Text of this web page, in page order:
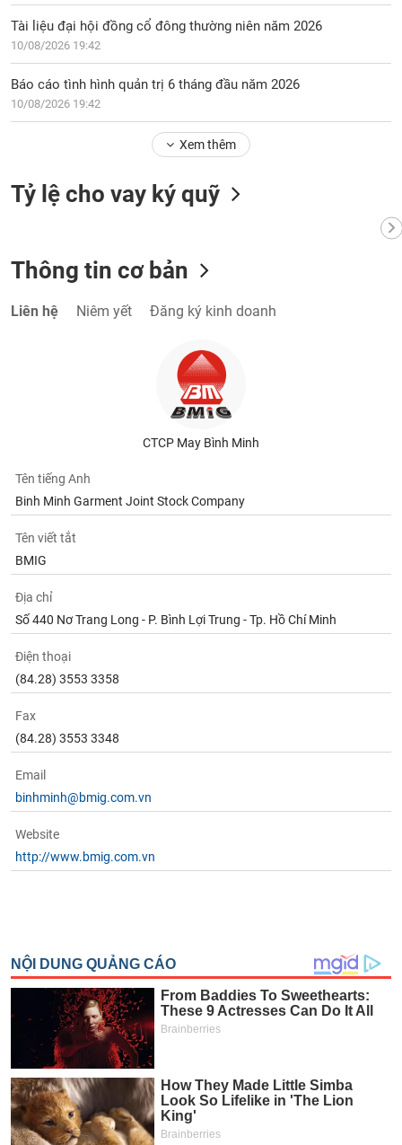
Tài liệu đại hội đồng cổ đông thường niên năm 2026
10/08/2026 19:42
Báo cáo tình hình quản trị 6 tháng đầu năm 2026
10/08/2026 19:42
Xem thêm
Tỷ lệ cho vay ký quỹ
Thông tin cơ bản
Liên hệ Niêm yết Đăng ký kinh doanh
CTCP May Bình Minh
Tên tiếng Anh
Binh Minh Garment Joint Stock Company
Tên viết tắt
BMIG
Địa chỉ
Số 440 Nơ Trang Long - P. Bình Lợi Trung - Tp. Hồ Chí Minh
Điện thoại
(84.28) 3553 3358
Fax
(84.28) 3553 3348
Email
binhminh@bmig.com.vn
Website
http://www.bmig.com.vn